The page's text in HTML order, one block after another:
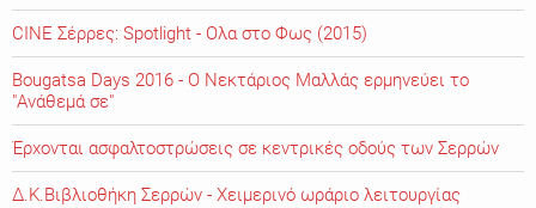
CINE Σέρρες: Spotlight - Ολα στο Φως (2015)
Bougatsa Days 2016 - Ο Νεκτάριος Μαλλάς ερμηνεύει το
"Ανάθεμά σε"
Έρχονται ασφαλτοστρώσεις σε κεντρικές οδούς των Σερρών
Δ.Κ.Βιβλιοθήκη Σερρών - Χειμερινό ωράριο λειτουργίας